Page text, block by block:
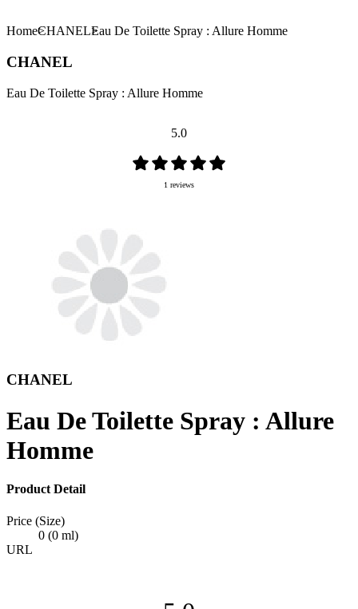
HomeCHANELEau De Toilette Spray : Allure Homme
CHANEL
Eau De Toilette Spray : Allure Homme
5.0
1 reviews
CHANEL
Eau De Toilette Spray : Allure
Homme
Product Detail
Price (Size)
0 (0 ml)
URL